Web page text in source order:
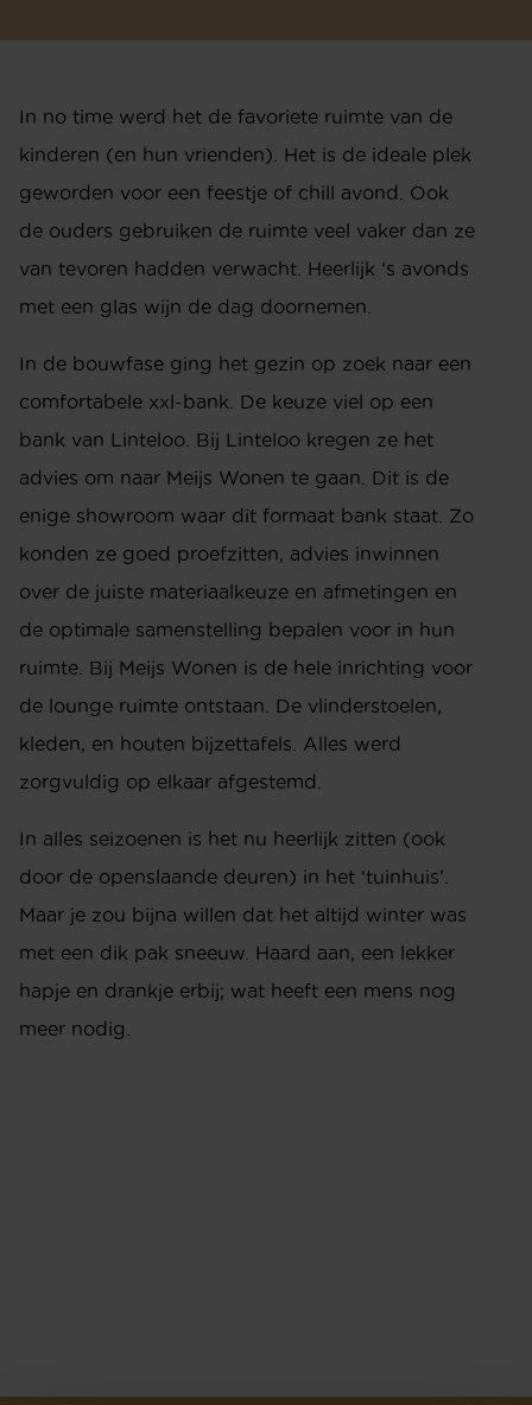
In no time werd het de favoriete ruimte van de
kinderen (en hun vrienden). Het is de ideale plek
geworden voor een feestje of chill avond. Ook
de ouders gebruiken de ruimte veel vaker dan ze
van tevoren hadden verwacht. Heerlijk ‘s avonds
met een glas wijn de dag doornemen.
In de bouwfase ging het gezin op zoek naar een
comfortabele xxl-bank. De keuze viel op een
bank van Linteloo. Bij Linteloo kregen ze het
advies om naar Meijs Wonen te gaan. Dit is de
enige showroom waar dit formaat bank staat. Zo
konden ze goed proefzitten, advies inwinnen
over de juiste materiaalkeuze en afmetingen en
de optimale samenstelling bepalen voor in hun
ruimte. Bij Meijs Wonen is de hele inrichting voor
de lounge ruimte ontstaan. De vlinderstoelen,
kleden, en houten bijzettafels. Alles werd
zorgvuldig op elkaar afgestemd.
In alles seizoenen is het nu heerlijk zitten (ook
door de openslaande deuren) in het ‘tuinhuis’.
Maar je zou bijna willen dat het altijd winter was
met een dik pak sneeuw. Haard aan, een lekker
hapje en drankje erbij; wat heeft een mens nog
meer nodig.